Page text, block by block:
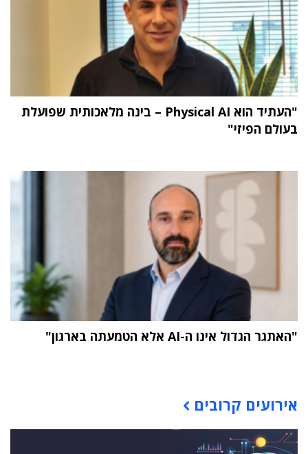
"העתיד הוא Physical AI – בינה מלאכותית שפועלת
בעולם הפיזי"
"האתגר הגדול אינו ה-AI אלא הטמעתה בארגון"
אירועים קרובים